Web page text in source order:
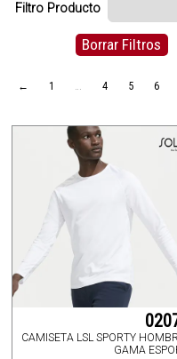
Filtro Producto
Borrar Filtros
← 1 … 4 5 6
CAMISETA LSL SPORTY
GAMA